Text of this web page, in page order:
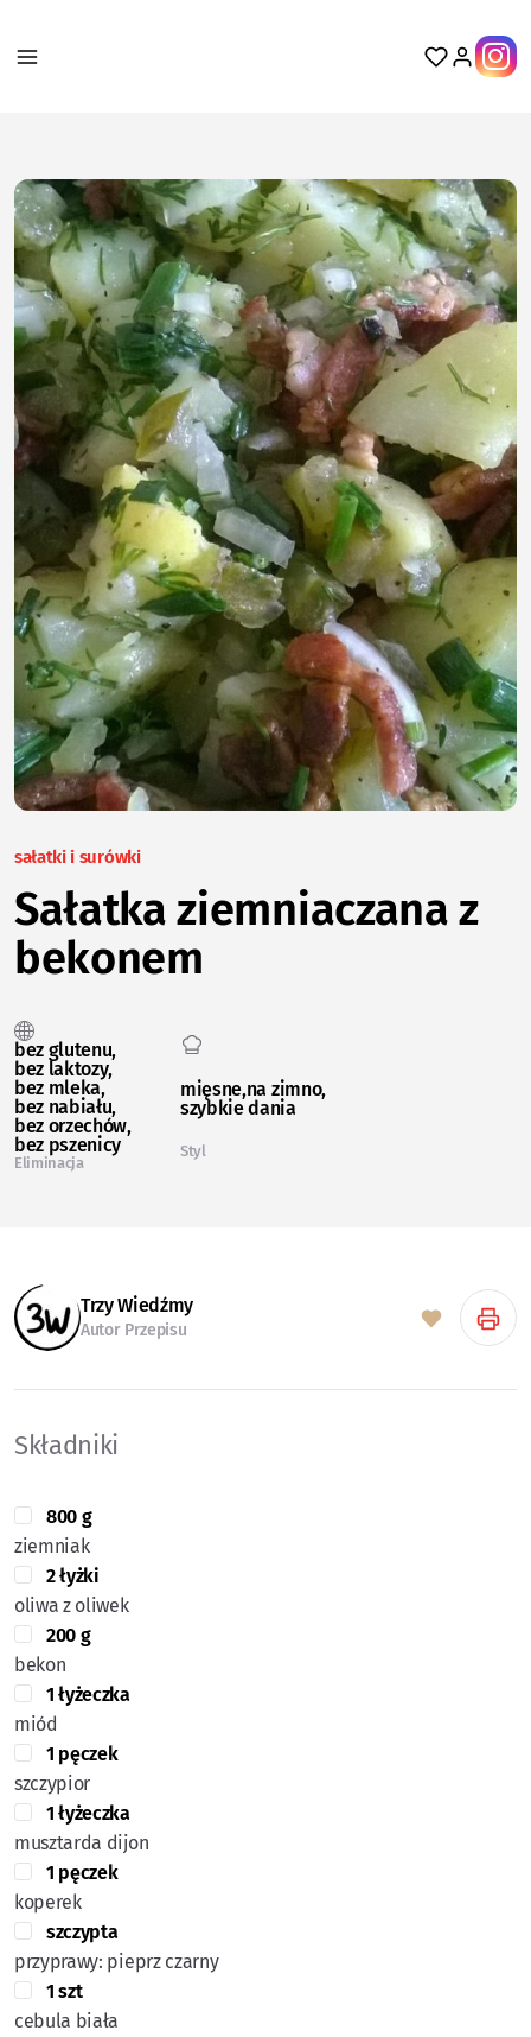
sałatki i surówki
Sałatka ziemniaczana z
bekonem
bez glutenu
bez laktozy
bez mleka
bez nabiału
bez orzechów
bez pszenicy
Eliminacja
mięsnena zimno
szybkie dania
Styl
Trzy Wiedźmy
Autor Przepisu
Składniki
800 g
ziemniak
2 łyżki
oliwa z oliwek
200 g
bekon
1 łyżeczka
miód
1 pęczek
szczypior
1 łyżeczka
musztarda dijon
1 pęczek
koperek
szczypta
przyprawy: pieprz czarny
1 szt
cebula biała